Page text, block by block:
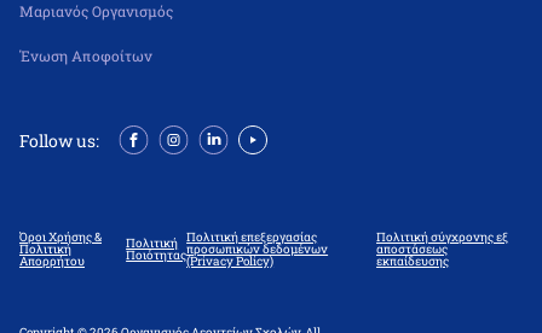
Μαριανός Οργανισμός
Ένωση Αποφοίτων
Follow us:
Όροι Χρήσης &
Πολιτική
Απορρήτου
Πολιτική
Ποιότητας
Πολιτική επεξεργασίας
προσωπικών δεδομένων
(Privacy Policy)
Πολιτική σύγχρονης εξ
αποστάσεως
εκπαίδευσης